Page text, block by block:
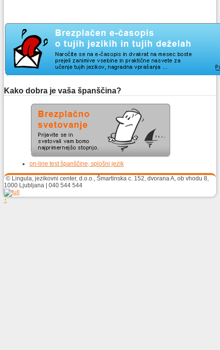
Kako dobra je vaša španščina?
on-line test španščine, splošni jezik
© Lingula, jezikovni center, d.o.o., Šmartinska c. 152, dvorana A, ob vhodu 8,
1000 Ljubljana | 040 544 544
↑